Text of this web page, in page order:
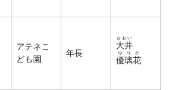
アテネこ
ども園
年長
大井
おおい
優璃
ゆり
花
か